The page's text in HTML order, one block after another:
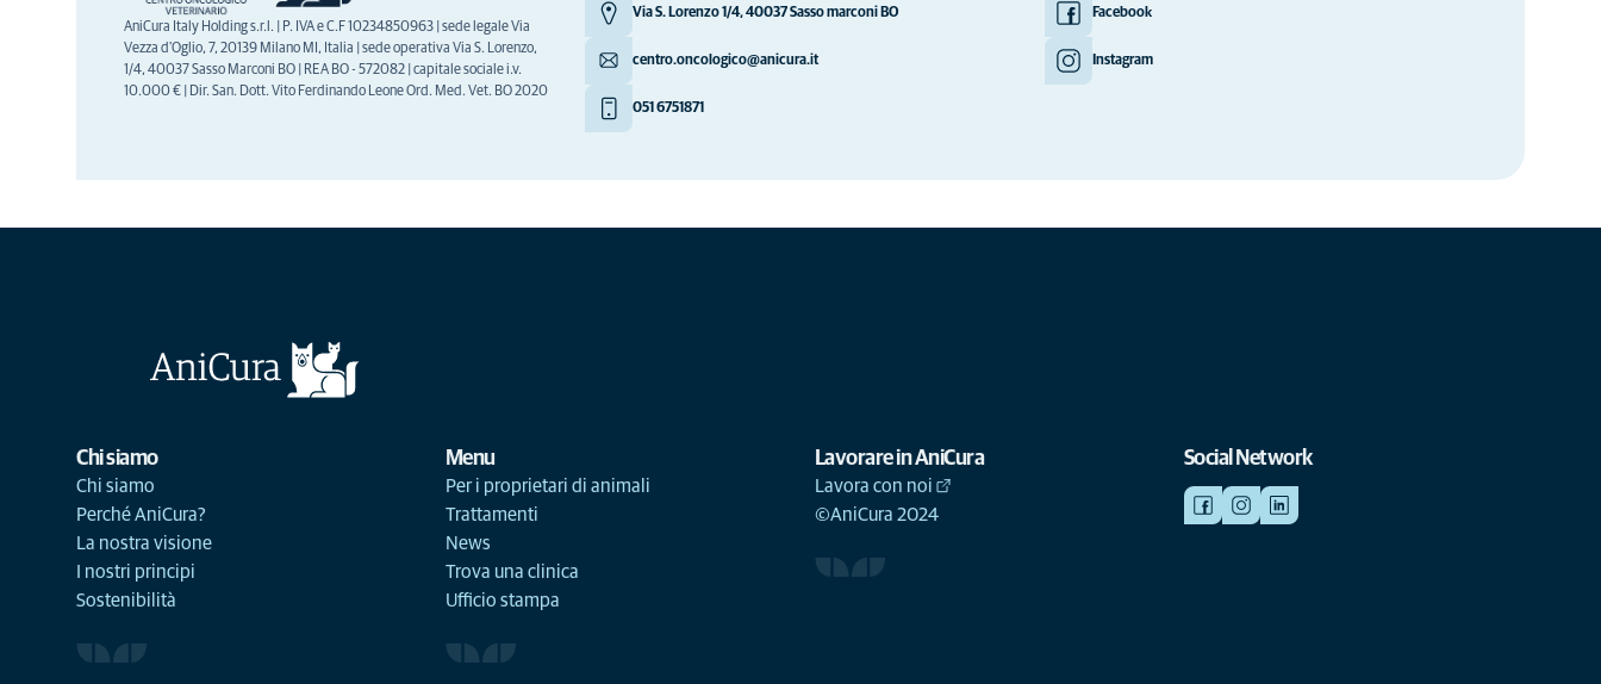
AniCura Italy Holding s.r.l. | P. IVA e C.F 10234850963 | sede legale Via
Vezza d'Oglio, 7, 20139 Milano MI, Italia | sede operativa Via S. Lorenzo,
1/4, 40037 Sasso Marconi BO | REA BO - 572082 | capitale sociale i.v.
10.000 € | Dir. San. Dott. Vito Ferdinando Leone Ord. Med. Vet. BO 2020
Via S. Lorenzo 1/4, 40037 Sasso marconi BO
centro.oncologico@anicura.it
051 6751871
Facebook
Instagram
Chi siamo
Chi siamo
Perché AniCura?
La nostra visione
I nostri principi
Sostenibilità
Menu
Per i proprietari di animali
Trattamenti
News
Trova una clinica
Ufficio stampa
Lavorare in AniCura
Lavora con noi
©AniCura 2024
Social Network